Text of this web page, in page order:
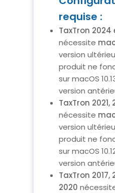
requise :
TaxTron 2024
nécessite
version
produit ne
sur macOS
version
TaxTron 2021,
nécessite
version
produit ne
sur macOS
version
TaxTron 2017,
2020